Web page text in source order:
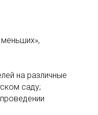
на различные
саду;